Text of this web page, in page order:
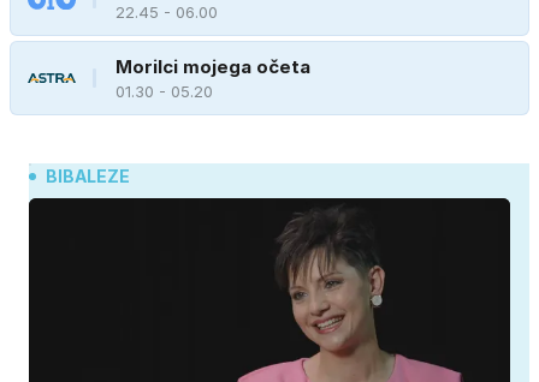
22.45 - 06.00
Morilci mojega očeta
01.30 - 05.20
BIBALEZE